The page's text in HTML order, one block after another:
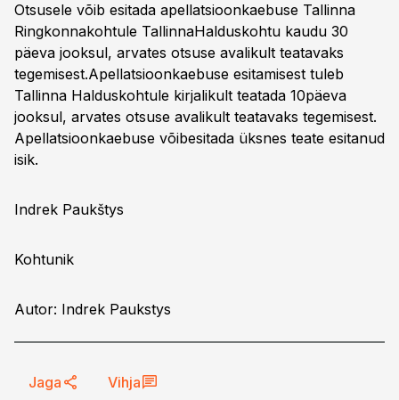
Otsusele võib esitada apellatsioonkaebuse Tallinna
Ringkonnakohtule TallinnaHalduskohtu kaudu 30
päeva jooksul, arvates otsuse avalikult teatavaks
tegemisest.Apellatsioonkaebuse esitamisest tuleb
Tallinna Halduskohtule kirjalikult teatada 10päeva
jooksul, arvates otsuse avalikult teatavaks tegemisest.
Apellatsioonkaebuse võibesitada üksnes teate esitanud
isik.
Indrek Paukštys
Kohtunik
Autor: Indrek Paukstys
Jaga Vihja